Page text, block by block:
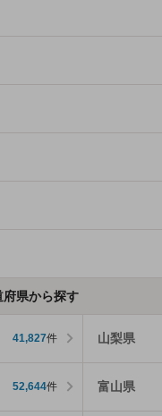
県から探す
41,827件 山梨県
52,644件 富山県